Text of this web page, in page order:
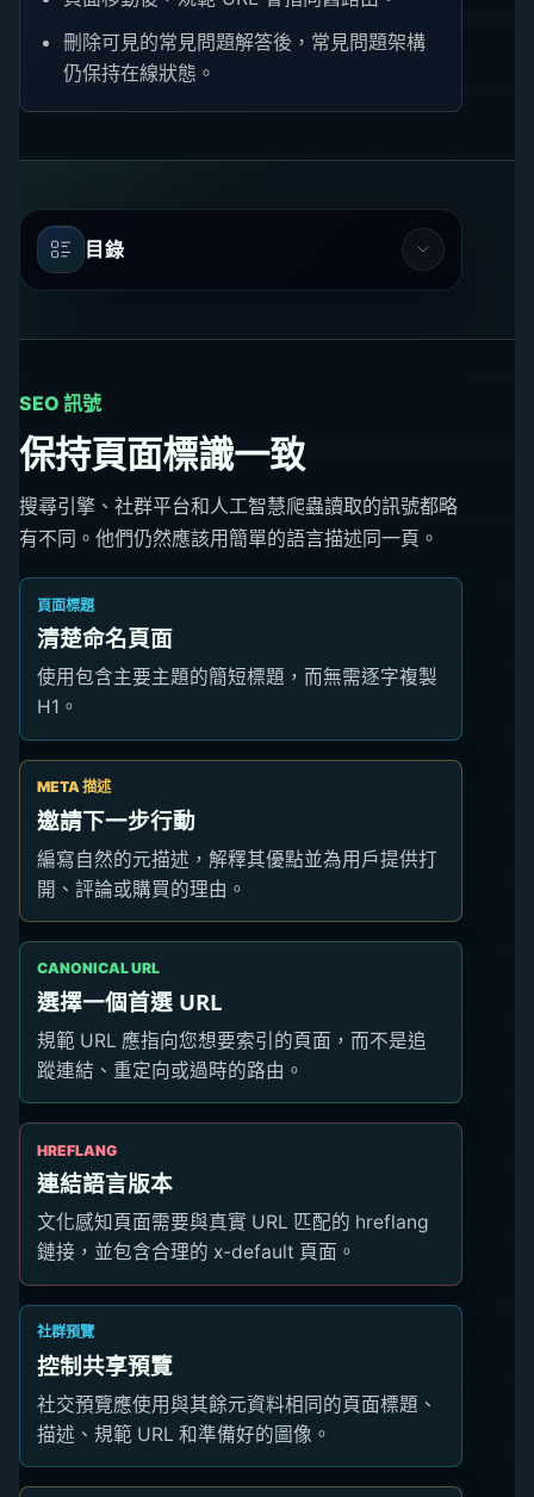
刪除可見的常見問題解答後，常見問題架構
仍保持在線狀態。
目錄
SEO 訊號
保持頁面標識一致
搜尋引擎、社群平台和人工智慧爬蟲讀取的訊號都略
有不同。他們仍然應該用簡單的語言描述同一頁。
頁面標題
清楚命名頁面
使用包含主要主題的簡短標題，而無需逐字複製
H1。
META 描述
邀請下一步行動
編寫自然的元描述，解釋其優點並為用戶提供打
開、評論或購買的理由。
CANONICAL URL
選擇一個首選 URL
規範 URL 應指向您想要索引的頁面，而不是追
蹤連結、重定向或過時的路由。
HREFLANG
連結語言版本
文化感知頁面需要與真實 URL 匹配的 hreflang
鏈接，並包含合理的 x-default 頁面。
社群預覽
控制共享預覽
社交預覽應使用與其餘元資料相同的頁面標題、
描述、規範 URL 和準備好的圖像。